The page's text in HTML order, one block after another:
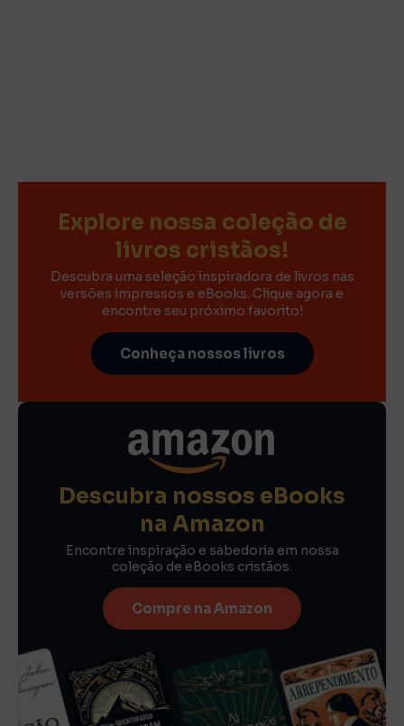
Explore nossa coleção de
livros cristãos!
Descubra uma seleção inspiradora de livros nas
versões impressos e eBooks. Clique agora e
encontre seu próximo favorito!
Conheça nossos livros
Descubra nossos eBooks
na Amazon
Encontre inspiração e sabedoria em nossa
coleção de eBooks cristãos.
Compre na Amazon